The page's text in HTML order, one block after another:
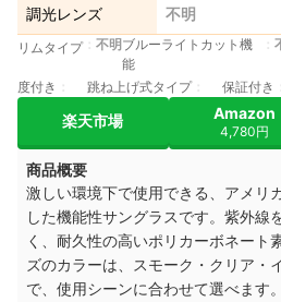
調光レンズ 不明
リムタイプ 不明 ブルーライトカット機
能
度付き 跳ね上げ式タイプ 保証付き
楽天市場 Amazon
4,780円
商品概要
激しい環境下で使用できる、アメリ
した機能性サングラスです。紫外線
く、耐久性の高いポリカーボネート
ズのカラーは、スモーク・クリア・
で、使用シーンに合わせて選べます。